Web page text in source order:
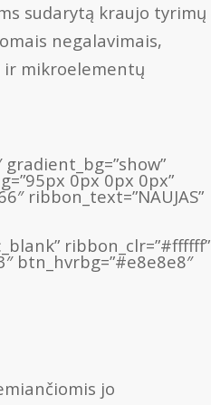
sudarytą kraujo tyrimų
negalavimais,
mikroelementų
0px 0px 0px”
ribbon_text=”NAUJAS”
ribbon_clr=”#ffffff”
btn_hvrbg=”#e8e8e8″
jo